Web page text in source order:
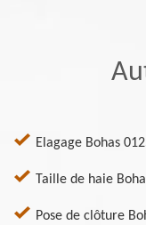
Elagage Bohas
Taille de haie
Pose de clôture